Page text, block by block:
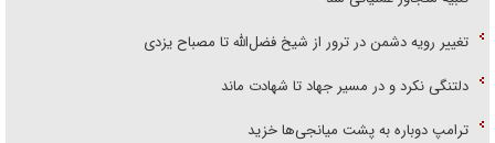
تغییر رویه دشمن در ترور از شیخ فضل‌الله تا مصباح یزدی
دلتنگی نکرد و در مسیر جهاد تا شهادت ماند
ترامپ دوباره به پشت میانجی‌ها خزید